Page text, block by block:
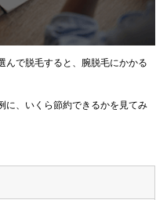
んで脱毛すると、腕脱毛にかかる
に、いくら節約できるかを見てみ